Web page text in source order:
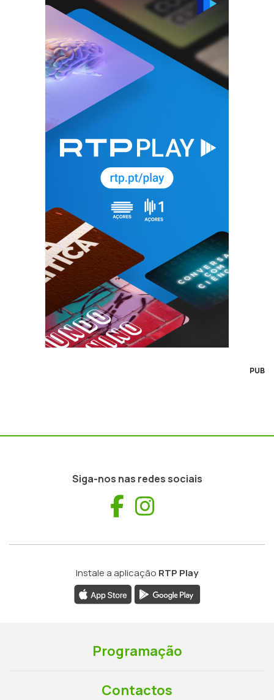
PUB
Siga-nos nas redes sociais
Facebook
Instale a aplicação RTP Play
Programação
Contactos